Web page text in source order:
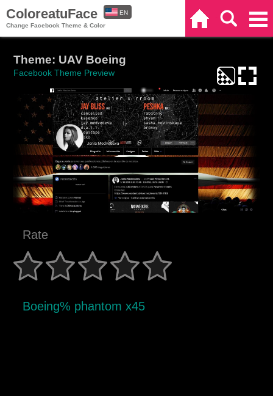
ColoreatuFace
Change Facebook Theme & Color
EN
Theme: UAV Boeing
Facebook Theme Preview
Rate
Boeing% phantom x45